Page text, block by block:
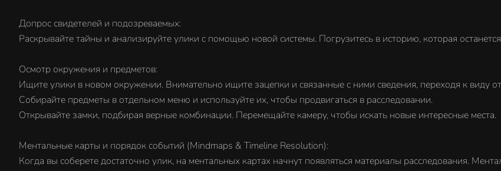
Допрос свидетелей и подозреваемых:
Раскрывайте тайны и анализируйте улики с помощью новой системы. Погрузитесь в историю, которая
Осмотр окружения и предметов:
Ищите улики в новом окружении. Внимательно ищите зацепки и связанные с ними сведения, переходя к виду
Собирайте предметы в отдельном меню и используйте их, чтобы продвигаться в расследовании.
Открывайте замки, подбирая верные комбинации. Перемещайте камеру, чтобы искать новые интересные места.
Ментальные карты и порядок событий (Mindmaps & Timeline Resolution):
Когда вы соберете достаточно улик, на ментальных картах начнут появляться материалы расследования.